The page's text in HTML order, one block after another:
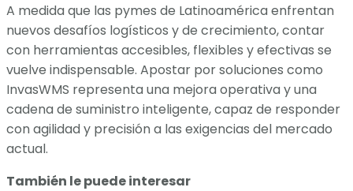
A medida que las pymes de Latinoamérica enfrentan
nuevos desafíos logísticos y de crecimiento, contar
con herramientas accesibles, flexibles y efectivas se
vuelve indispensable. Apostar por soluciones como
InvasWMS representa una mejora operativa y una
cadena de suministro inteligente, capaz de responder
con agilidad y precisión a las exigencias del mercado
actual.
También le puede interesar